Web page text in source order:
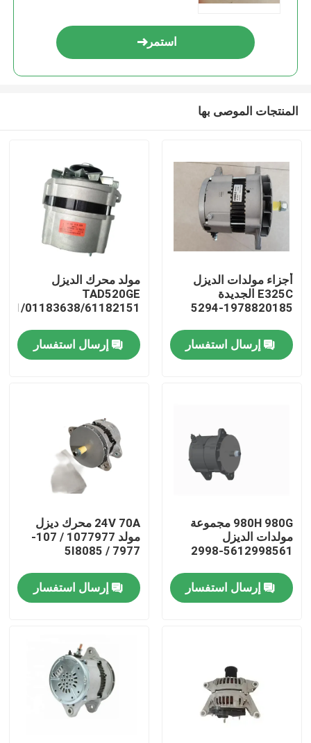
منزل
أشرطة فيديو
معلومات عنا
جولة في المعمل
اتصل بنا
اطلب اقتباس
استمر
المنتجات الموصى بها
أجزاء مولدات الديزل
E325C الجديدة
1978820185-5294
إرسال استفسار
مولد محرك الديزل
TAD520GE
01183638/61182151
إرسال استفسار
980H 980G مجموعة
مولدات الديزل
5612998561-2998
إرسال استفسار
24V 70A محرك ديزل
مولد 1077977 / 107-
7977 / 5I8085
إرسال استفسار